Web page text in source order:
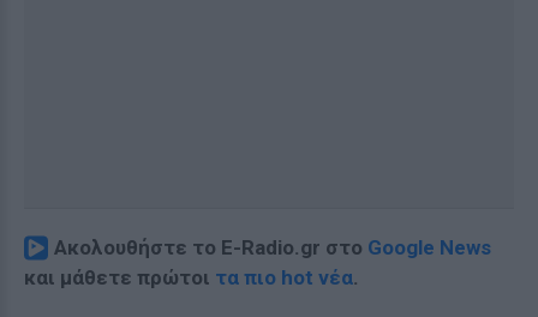
Ακολουθήστε το E-Radio.gr στο Google News
και μάθετε πρώτοι τα πιο hot νέα.